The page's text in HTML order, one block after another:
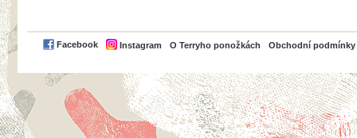
Facebook Instagram O Terryho ponožkách Obchodní podmínky
PayPal